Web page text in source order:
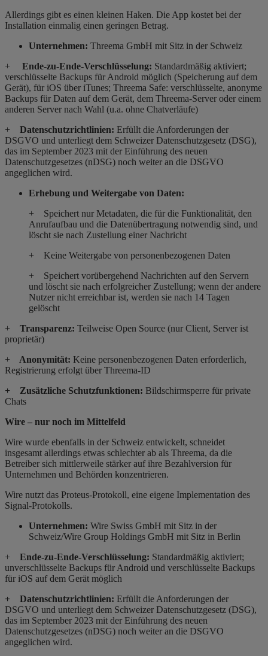
Allerdings gibt es einen kleinen Haken. Die App kostet bei der
Installation einmalig einen geringen Betrag.
Unternehmen: Threema GmbH mit Sitz in der Schweiz
+ Ende-zu-Ende-Verschlüsselung: Standardmäßig aktiviert;
verschlüsselte Backups für Android möglich (Speicherung auf dem
Gerät), für iOS über iTunes; Threema Safe: verschlüsselte, anonyme
Backups für Daten auf dem Gerät, dem Threema-Server oder einem
anderen Server nach Wahl (u.a. ohne Chatverläufe)
+ Datenschutzrichtlinien: Erfüllt die Anforderungen der
DSGVO und unterliegt dem Schweizer Datenschutzgesetz (DSG),
das im September 2023 mit der Einführung des neuen
Datenschutzgesetzes (nDSG) noch weiter an die DSGVO
angeglichen wird.
Erhebung und Weitergabe von Daten:
+ Speichert nur Metadaten, die für die Funktionalität, den
Anrufaufbau und die Datenübertragung notwendig sind, und
löscht sie nach Zustellung einer Nachricht
+ Keine Weitergabe von personenbezogenen Daten
+ Speichert vorübergehend Nachrichten auf den Servern
und löscht sie nach erfolgreicher Zustellung; wenn der andere
Nutzer nicht erreichbar ist, werden sie nach 14 Tagen
gelöscht
+ Transparenz: Teilweise Open Source (nur Client, Server ist
proprietär)
+ Anonymität: Keine personenbezogenen Daten erforderlich,
Registrierung erfolgt über Threema-ID
+ Zusätzliche Schutzfunktionen: Bildschirmsperre für private
Chats
Wire – nur noch im Mittelfeld
Wire wurde ebenfalls in der Schweiz entwickelt, schneidet
insgesamt allerdings etwas schlechter ab als Threema, da die
Betreiber sich mittlerweile stärker auf ihre Bezahlversion für
Unternehmen und Behörden konzentrieren.
Wire nutzt das Proteus-Protokoll, eine eigene Implementation des
Signal-Protokolls.
Unternehmen: Wire Swiss GmbH mit Sitz in der
Schweiz/Wire Group Holdings GmbH mit Sitz in Berlin
+ Ende-zu-Ende-Verschlüsselung: Standardmäßig aktiviert;
unverschlüsselte Backups für Android und verschlüsselte Backups
für iOS auf dem Gerät möglich
+ Datenschutzrichtlinien: Erfüllt die Anforderungen der
DSGVO und unterliegt dem Schweizer Datenschutzgesetz (DSG),
das im September 2023 mit der Einführung des neuen
Datenschutzgesetzes (nDSG) noch weiter an die DSGVO
angeglichen wird.